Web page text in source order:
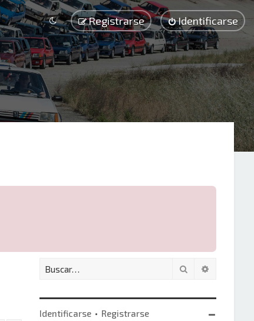
Identificarse
Registrarse
Buscar
Identificarse • Registrarse